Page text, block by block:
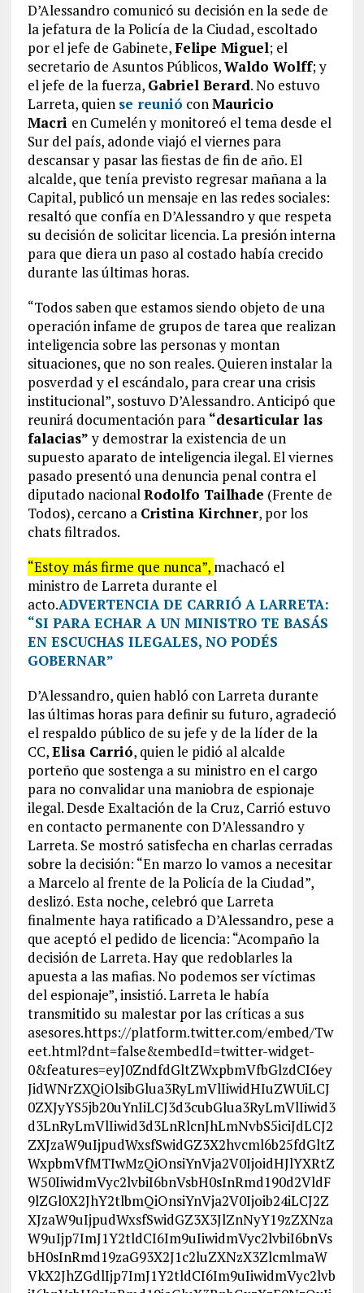
D’Alessandro comunicó su decisión en la sede de
la jefatura de la Policía de la Ciudad, escoltado
por el jefe de Gabinete,Felipe Miguel; el
secretario de Asuntos Públicos,Waldo Wolff; y
el jefe de la fuerza, Gabriel Berard. No estuvo
Larreta, quien se reunió conMauricio
Macri en Cumelén y monitoreó el tema desde el
Sur del país, adonde viajó el viernes para
descansar y pasar las fiestas de fin de año. El
alcalde, que tenía previsto regresar mañana a la
Capital, publicó un mensaje en las redes sociales:
resaltó que confía en D’Alessandro y que respeta
su decisión de solicitar licencia. La presión interna
para que diera un paso al costado había crecido
durante las últimas horas.
“Todos saben que estamos siendo objeto de una
operación infame de grupos de tarea que realizan
inteligencia sobre las personas y montan
situaciones, que no son reales. Quieren instalar la
posverdad y el escándalo, para crear una crisis
institucional”, sostuvo D’Alessandro. Anticipó que
reunirá documentación para “desarticular las
falacias”y demostrar la existencia de un
supuesto aparato de inteligencia ilegal. El viernes
pasado presentó una denuncia penal contra el
diputado nacionalRodolfo Tailhade (Frente de
Todos), cercano a Cristina Kirchner, por los
chats filtrados.
“Estoy más firme que nunca”, machacó el
ministro de Larreta durante el
acto.ADVERTENCIA DE CARRIÓ A LARRETA:
“SI PARA ECHAR A UN MINISTRO TE BASÁS
EN ESCUCHAS ILEGALES, NO PODÉS
GOBERNAR”
D’Alessandro, quien habló con Larreta durante
las últimas horas para definir su futuro, agradeció
el respaldo público de su jefe y de la líder de la
CC,Elisa Carrió, quien le pidió al alcalde
porteño que sostenga a su ministro en el cargo
para no convalidar una maniobra de espionaje
ilegal. Desde Exaltación de la Cruz, Carrió estuvo
en contacto permanente con D’Alessandro y
Larreta. Se mostró satisfecha en charlas cerradas
sobre la decisión: “En marzo lo vamos a necesitar
a Marcelo al frente de la Policía de la Ciudad”,
deslizó. Esta noche, celebró que Larreta
finalmente haya ratificado a D’Alessandro, pese a
que aceptó el pedido de licencia: “Acompaño la
decisión de Larreta. Hay que redoblarles la
apuesta a las mafias. No podemos ser víctimas
del espionaje”, insistió. Larreta le había
transmitido su malestar por las críticas a sus
asesores.https://platform.twitter.com/embed/Tw
eet.html?dnt=false&embedId=twitter-widget-
0&features=eyJ0ZndfdGltZWxpbmVfbGlzdCI6ey
JidWNrZXQiOlsibGlua3RyLmVlIiwidHIuZWUiLCJ
0ZXJyYS5jb20uYnIiLCJ3d3cubGlua3RyLmVlIiwid3
d3LnRyLmVlIiwid3d3LnRlcnJhLmNvbS5iciJdLCJ2
ZXJzaW9uIjpudWxsfSwidGZ3X2hvcml6b25fdGltZ
WxpbmVfMTIwMzQiOnsiYnVja2V0IjoidHJlYXRtZ
W50IiwidmVyc2lvbiI6bnVsbH0sInRmd190d2VldF
9lZGl0X2JhY2tlbmQiOnsiYnVja2V0Ijoib24iLCJ2Z
XJzaW9uIjpudWxsfSwidGZ3X3JlZnNyY19zZXNza
W9uIjp7ImJ1Y2tldCI6Im9uIiwidmVyc2lvbiI6bnVs
bH0sInRmd19zaG93X2J1c2luZXNzX3ZlcmlmaW
VkX2JhZGdlIjp7ImJ1Y2tldCI6Im9uIiwidmVyc2lvb